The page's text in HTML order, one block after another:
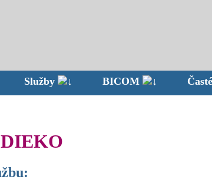
Služby BICOM